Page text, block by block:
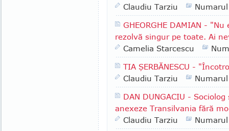
Claudiu Tarziu
GHEORGHE DAMIAN -
rezolvă singur pe toate. Ai
Camelia Starcescu
TIA ŞERBĂNESCU -
Claudiu Tarziu
DAN DUNGACIU -
anexeze Transilvania fără
Claudiu Tarziu